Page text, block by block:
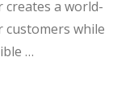
creates a world-
customers while
…